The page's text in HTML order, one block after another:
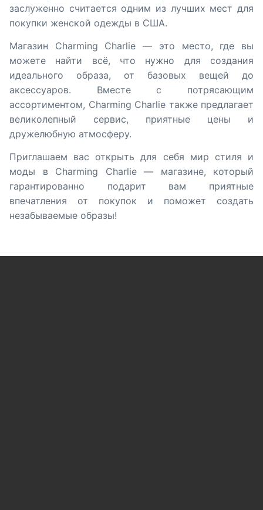
заслуженно считается одним из лучших мест для
покупки женской одежды в США.
Магазин Charming Charlie — это место, где вы
можете найти всё, что нужно для создания
идеального образа, от базовых вещей до
аксессуаров. Вместе с потрясающим
ассортиментом, Charming Charlie также предлагает
великолепный сервис, приятные цены и
дружелюбную атмосферу.
Приглашаем вас открыть для себя мир стиля и
моды в Charming Charlie — магазине, который
гарантированно подарит вам приятные
впечатления от покупок и поможет создать
незабываемые образы!